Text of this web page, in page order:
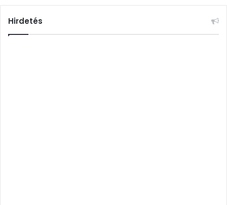
Hirdetés